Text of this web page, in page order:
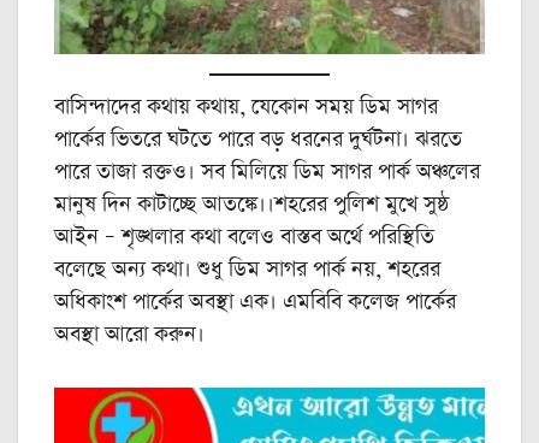
বাসিন্দাদের কথায় কথায়, যেকোন সময় ডিম সাগর
পার্কের ভিতরে ঘটতে পারে বড় ধরনের দুর্ঘটনা। ঝরতে
পারে তাজা রক্তও। সব মিলিয়ে ডিম সাগর পার্ক অঞ্চলের
মানুষ দিন কাটাচ্ছে আতঙ্কে।।শহরের পুলিশ মুখে সুষ্ঠ
আইন – শৃঙ্খলার কথা বলেও বাস্তব অর্থে পরিস্থিতি
বলেছে অন্য কথা। শুধু ডিম সাগর পার্ক নয়, শহরের
অধিকাংশ পার্কের অবস্থা এক। এমবিবি কলেজ পার্কের
অবস্থা আরো করুন।